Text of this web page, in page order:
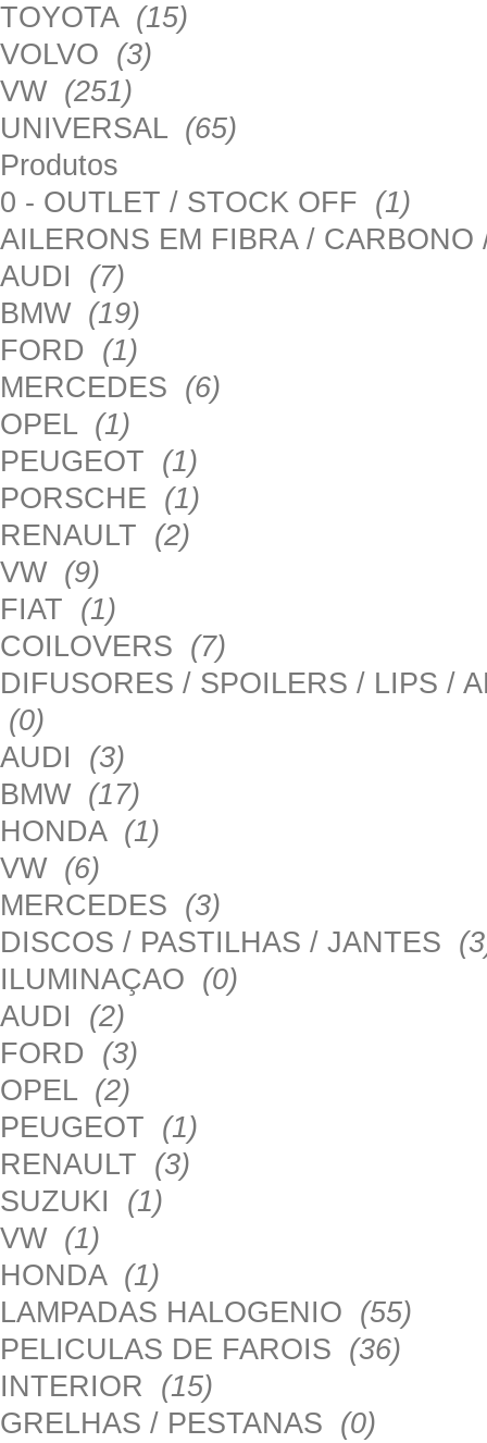
TOYOTA (15)
VOLVO (3)
VW (251)
UNIVERSAL (65)
Produtos
0 - OUTLET / STOCK OFF (1)
AILERONS EM FIBRA /
AUDI (7)
BMW (19)
FORD (1)
MERCEDES (6)
OPEL (1)
PEUGEOT (1)
PORSCHE (1)
RENAULT (2)
VW (9)
FIAT (1)
COILOVERS (7)
DIFUSORES / SPOILERS / LIPS /
(0)
AUDI (3)
BMW (17)
HONDA (1)
VW (6)
MERCEDES (3)
DISCOS / PASTILHAS / JANTES
ILUMINAÇAO (0)
AUDI (2)
FORD (3)
OPEL (2)
PEUGEOT (1)
RENAULT (3)
SUZUKI (1)
VW (1)
HONDA (1)
LAMPADAS HALOGENIO (55)
PELICULAS DE FAROIS (36)
INTERIOR (15)
GRELHAS / PESTANAS (0)